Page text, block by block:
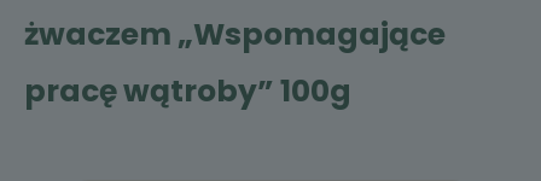
żwaczem „Wspomagające
pracę wątroby” 100g